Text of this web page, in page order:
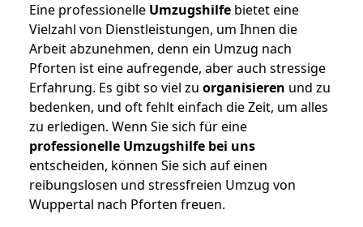
Eine professionelle Umzugshilfe bietet eine
Vielzahl von Dienstleistungen, um Ihnen die
Arbeit abzunehmen, denn ein Umzug nach
Pforten ist eine aufregende, aber auch stressige
Erfahrung. Es gibt so viel zu organisieren und zu
bedenken, und oft fehlt einfach die Zeit, um alles
zu erledigen. Wenn Sie sich für eine
professionelle Umzugshilfe bei uns
entscheiden, können Sie sich auf einen
reibungslosen und stressfreien Umzug von
Wuppertal nach Pforten freuen.